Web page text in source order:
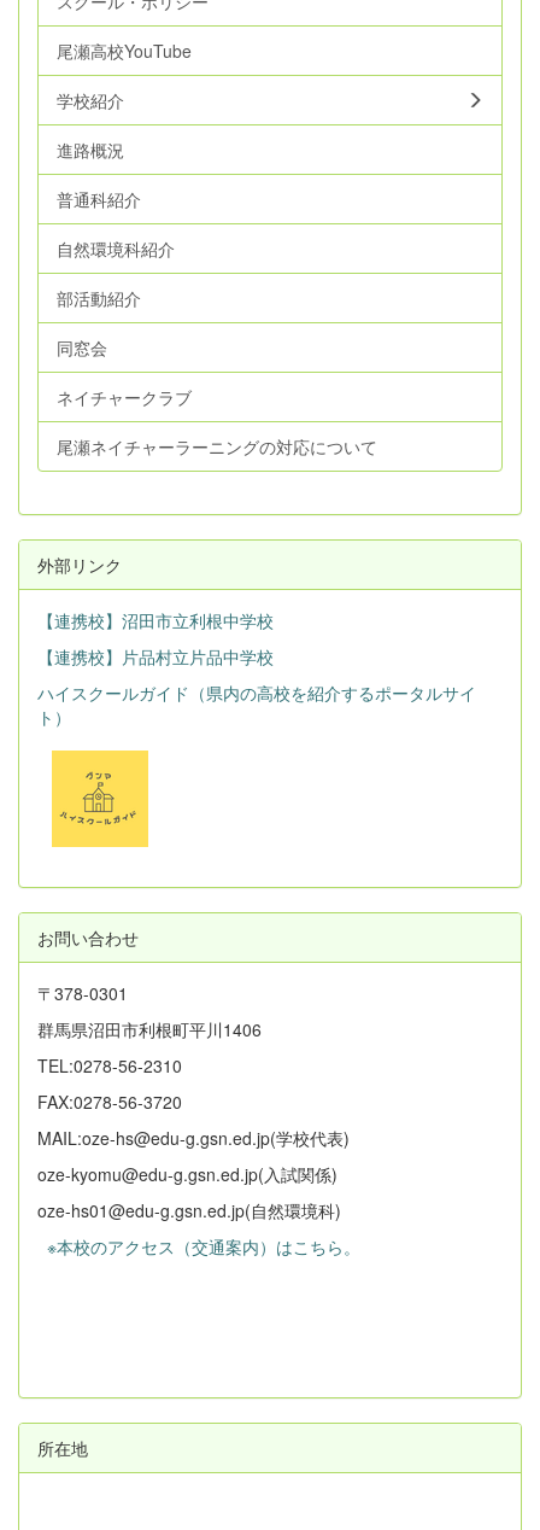
尾瀬高校YouTube
学校紹介
進路概況
普通科紹介
自然環境科紹介
部活動紹介
同窓会
ネイチャークラブ
尾瀬ネイチャーラーニングの対応について
外部リンク
【連携校】沼田市立利根中学校
【連携校】片品村立片品中学校
ハイスクールガイド（県内の高校を紹介するポータルサイ
ト）
お問い合わせ
〒378-0301
群馬県沼田市利根町平川1406
TEL:0278-56-2310
FAX:0278-56-3720
MAIL:oze-hs@edu-g.gsn.ed.jp(学校代表)
oze-kyomu@edu-g.gsn.ed.jp(入試関係)
oze-hs01@edu-g.gsn.ed.jp(自然環境科)
※本校のアクセス（交通案内）はこちら。
所在地